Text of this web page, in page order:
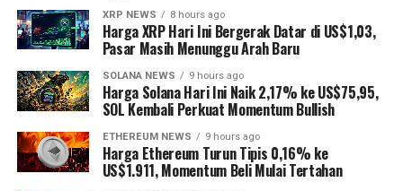
XRP NEWS 8 hours ago
Harga XRP Hari Ini Bergerak Datar di US$1,03,
Pasar Masih Menunggu Arah Baru
SOLANA NEWS 9 hours ago
Harga Solana Hari Ini Naik 2,17% ke US$75,95,
SOL Kembali Perkuat Momentum Bullish
ETHEREUM NEWS 9 hours ago
Harga Ethereum Turun Tipis 0,16% ke
US$1.911, Momentum Beli Mulai Tertahan